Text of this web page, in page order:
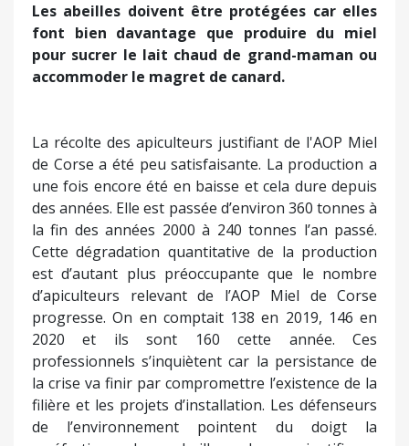
Les abeilles doivent être protégées car elles
font bien davantage que produire du miel
pour sucrer le lait chaud de grand-maman ou
accommoder le magret de canard.
La récolte des apiculteurs justifiant de l'AOP Miel
de Corse a été peu satisfaisante. La production a
une fois encore été en baisse et cela dure depuis
des années. Elle est passée d’environ 360 tonnes à
la fin des années 2000 à 240 tonnes l’an passé.
Cette dégradation quantitative de la production
est d’autant plus préoccupante que le nombre
d’apiculteurs relevant de l’AOP Miel de Corse
progresse. On en comptait 138 en 2019, 146 en
2020 et ils sont 160 cette année. Ces
professionnels s’inquiètent car la persistance de
la crise va finir par compromettre l’existence de la
filière et les projets d’installation. Les défenseurs
de l’environnement pointent du doigt la